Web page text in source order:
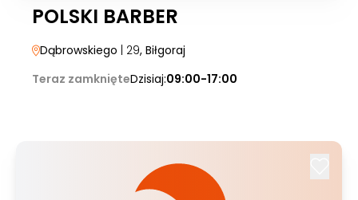
POLSKI BARBER
Dąbrowskiego | 29, Biłgoraj
Teraz zamknięteDzisiaj:09:00-17:00